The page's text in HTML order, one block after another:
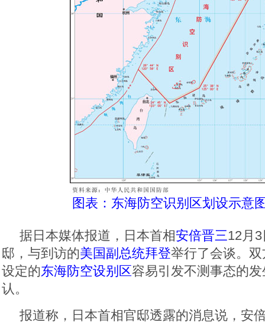
图表：东海防空识别区划设示意
据日本媒体报道，日本首相安倍晋三12月
邸，与到访的美国副总统拜登举行了会谈。
设定的东海防空设别区容易引发不测事态的
认。
报道称，日本首相官邸透露的消息说，安